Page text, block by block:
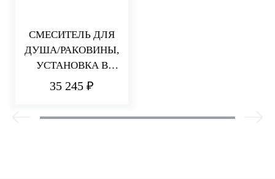
СМЕСИТЕЛЬ ДЛЯ
ДУША/РАКОВИНЫ,
УСТАНОВКА В
СТОЛЕШНИЦУ
35 245 ₽